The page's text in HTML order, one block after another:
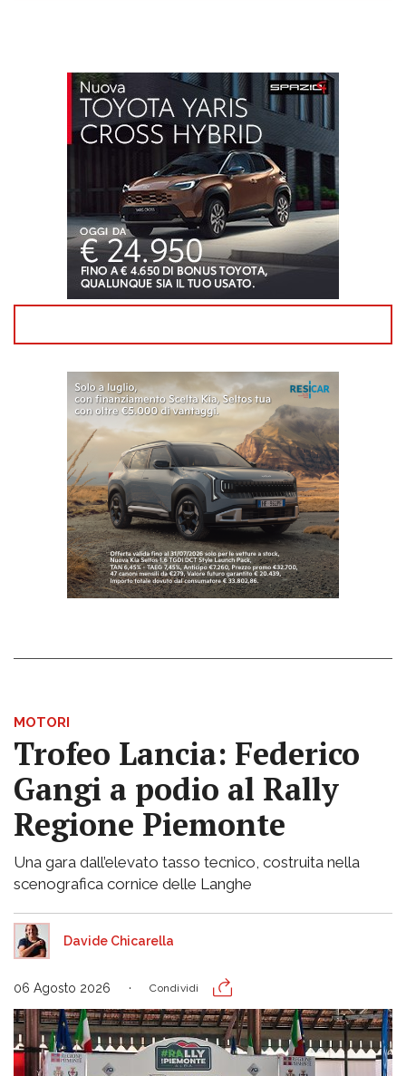
MOTORI
Trofeo Lancia: Federico
Gangi a podio al Rally
Regione Piemonte
Una gara dall’elevato tasso tecnico, costruita nella
scenografica cornice delle Langhe
Davide Chicarella
06 Agosto 2026 Condividi